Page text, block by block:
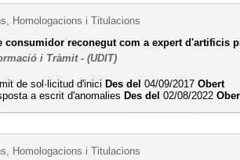
Homologacions i Titulacions
consumidor reconegut com a expert d'artificis
i Tràmit - (UDIT)
de sol·licitud d'inici Des del 04/09/2017Obert
a escrit d'anomalies Des del 02/08/2022
Homologacions i Titulacions